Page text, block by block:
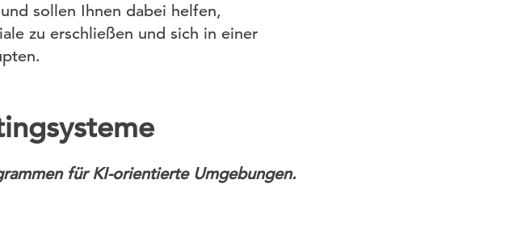
sollen Ihnen dabei helfen,
zu erschließen und sich in einer
für KI-orientierte Umgebungen.